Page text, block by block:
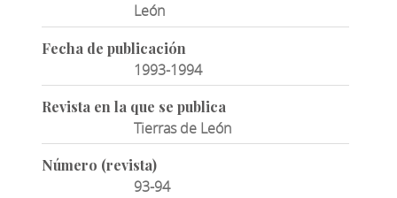
León
Fecha de publicación
1993-1994
Revista en la que se publica
Tierras de León
Número (revista)
93-94